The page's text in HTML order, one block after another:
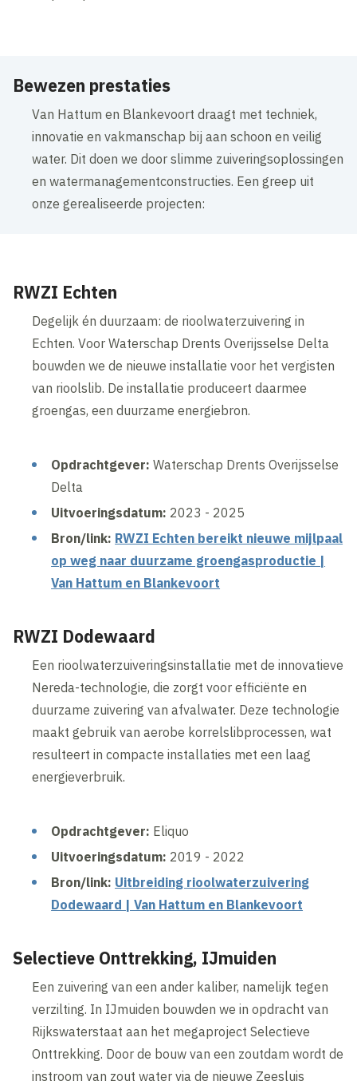
Bewezen prestaties
Van Hattum en Blankevoort draagt met techniek,
innovatie en vakmanschap bij aan schoon en veilig
water. Dit doen we door slimme zuiveringsoplossingen
en watermanagementconstructies. Een greep uit
onze gerealiseerde projecten:
RWZI Echten
Degelijk én duurzaam: de rioolwaterzuivering in
Echten. Voor Waterschap Drents Overijsselse Delta
bouwden we de nieuwe installatie voor het vergisten
van rioolslib. De installatie produceert daarmee
groengas, een duurzame energiebron.
Opdrachtgever:Waterschap Drents Overijsselse
Delta
Uitvoeringsdatum: 2023 - 2025
Bron/link: RWZI Echten bereikt nieuwe mijlpaal
op weg naar duurzame groengasproductie |
Van Hattum en Blankevoort
RWZI Dodewaard
Een rioolwaterzuiveringsinstallatie met de innovatieve
Nereda-technologie, die zorgt voor efficiënte en
duurzame zuivering van afvalwater. Deze technologie
maakt gebruik van aerobe korrelslibprocessen, wat
resulteert in compacte installaties met een laag
energieverbruik.
Opdrachtgever: Eliquo
Uitvoeringsdatum: 2019 - 2022
Bron/link: Uitbreiding rioolwaterzuivering
Dodewaard | Van Hattum en Blankevoort
Selectieve Onttrekking, IJmuiden
Een zuivering van een ander kaliber, namelijk tegen
verzilting. In IJmuiden bouwden we in opdracht van
Rijkswaterstaat aan het megaproject Selectieve
Onttrekking. Door de bouw van een zoutdam wordt de
instroom van zout water via de nieuwe Zeesluis